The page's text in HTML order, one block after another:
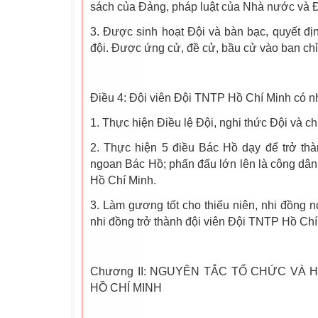
sách của Đảng, pháp luật của Nhà nước và
3. Được sinh hoạt Đội và bàn bạc, quyết
đội. Được ứng cử, đề cử, bầu cử vào ban
Điều 4: Đội viên Đội TNTP Hồ Chí Minh có
1. Thực hiện Điều lệ Đội, nghi thức Đội và
2. Thực hiện 5 điều Bác Hồ dạy để trở
ngoan Bác Hồ; phấn đấu lớn lên là công
Hồ Chí Minh.
3. Làm gương tốt cho thiếu niên, nhi đồng
nhi đồng trở thành đội viên Đội TNTP Hồ
Chương II: NGUYÊN TẮC TỔ CHỨC VÀ
HỒ CHÍ MINH